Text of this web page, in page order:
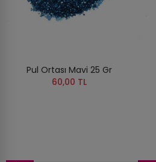
Pul Ortası Mavi 25 Gr
60,00 TL